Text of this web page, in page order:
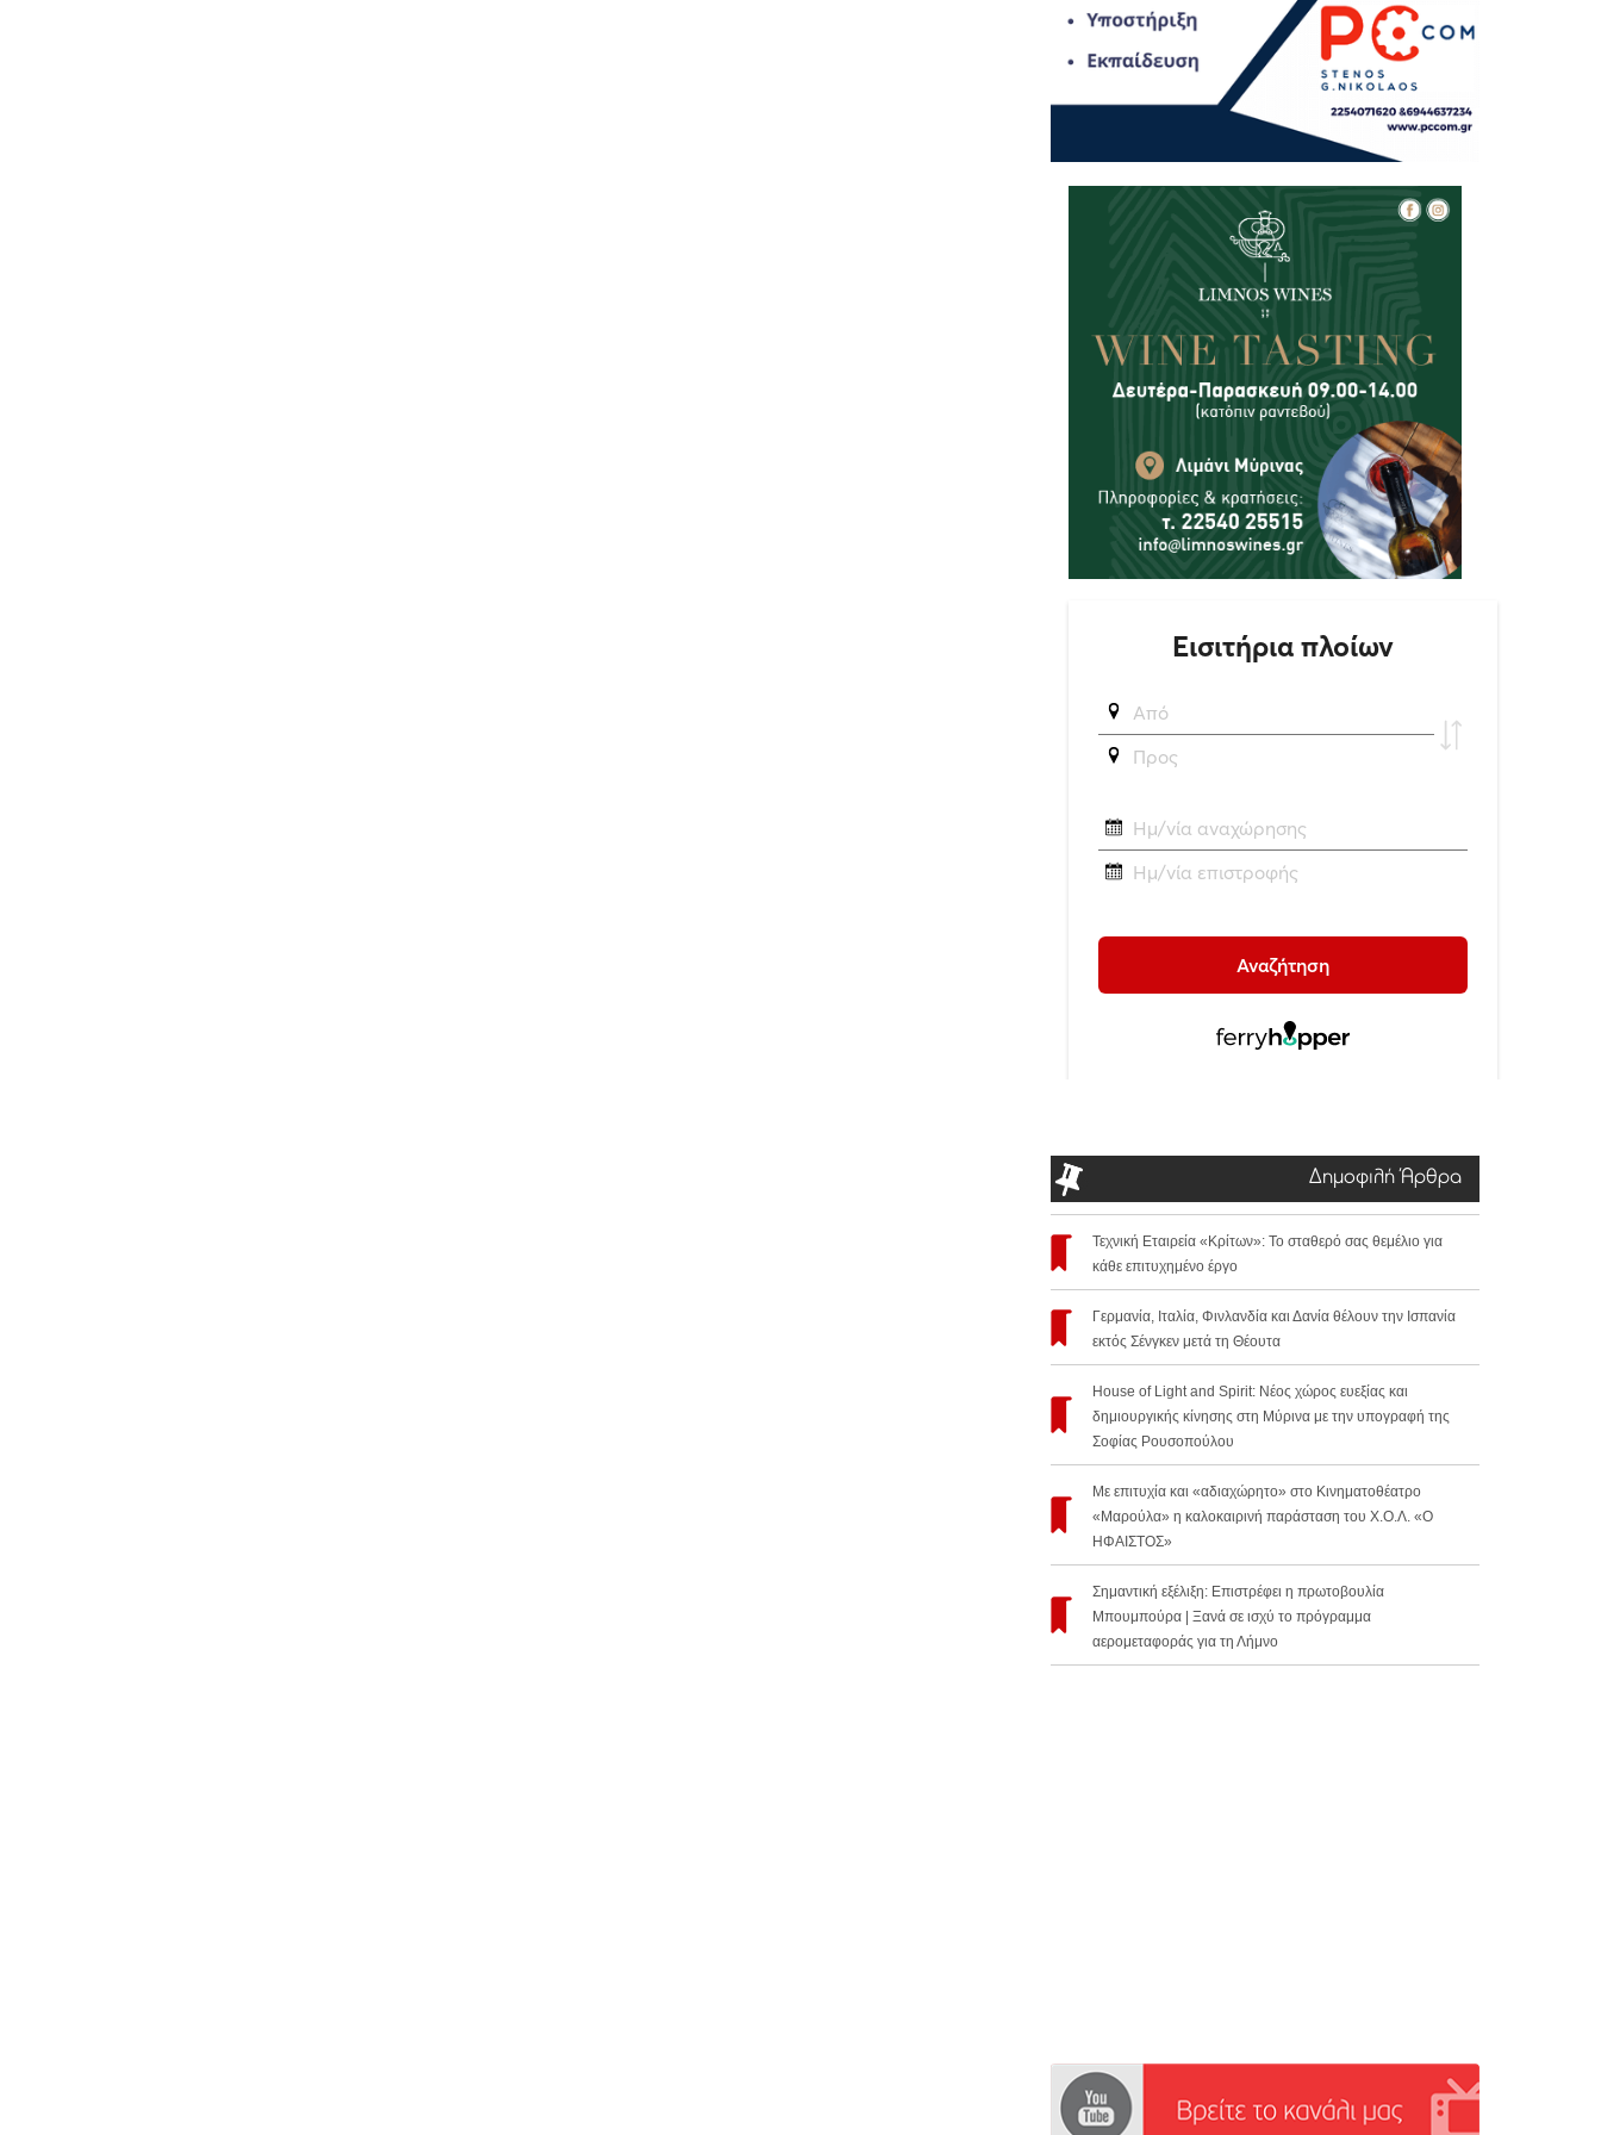
Δημοφιλή Άρθρα
Τεχνική Εταιρεία «Κρίτων»: Το σταθερό σας θεμέλιο για
κάθε επιτυχημένο έργο
Γερμανία, Ιταλία, Φινλανδία και Δανία θέλουν την Ισπανία
εκτός Σένγκεν μετά τη Θέουτα
House of Light and Spirit: Νέος χώρος ευεξίας και
δημιουργικής κίνησης στη Μύρινα με την υπογραφή της
Σοφίας Ρουσοπούλου
Με επιτυχία και «αδιαχώρητο» στο Κινηματοθέατρο
«Μαρούλα» η καλοκαιρινή παράσταση του Χ.Ο.Λ. «Ο
ΗΦΑΙΣΤΟΣ»
Σημαντική εξέλιξη: Επιστρέφει η πρωτοβουλία
Μπουμπούρα | Ξανά σε ισχύ το πρόγραμμα
αερομεταφοράς για τη Λήμνο